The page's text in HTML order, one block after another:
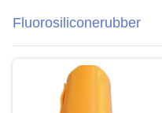
Fluorosiliconerubber